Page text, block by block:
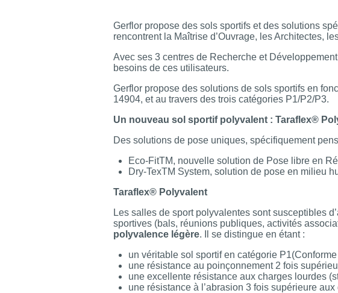
Gerflor propose des sols sportifs et des solutions
rencontrent la Maîtrise d’Ouvrage, les Architectes,
Avec ses 3 centres de Recherche et
besoins de ces utilisateurs.
Gerflor propose des solutions de sols sportifs en
14904, et au travers des trois catégories P1/P2/P3.
Un nouveau sol sportif polyvalent : Taraflex®
Des solutions de pose uniques, spécifiquement
Eco-FitTM, nouvelle solution de Pose libre en
Dry-TexTM System, solution de pose en milieu
Taraflex® Polyvalent
Les salles de sport polyvalentes sont susceptibles
sportives (bals, réunions publiques, activités
polyvalence légère. Il se distingue en étant :
un véritable sol sportif en catégorie
une résistance au poinçonnement 2 fois
une excellente résistance aux charges lourdes
une résistance à l’abrasion 3 fois supérieure